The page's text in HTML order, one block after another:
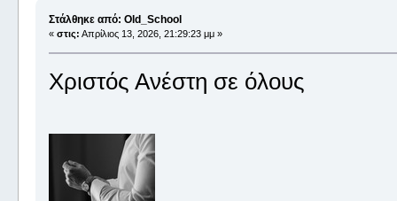
Στάλθηκε από: Old_School
« στις: Απρίλιος 13, 2026, 21:29:23 μμ »
Χριστός Ανέστη σε όλους